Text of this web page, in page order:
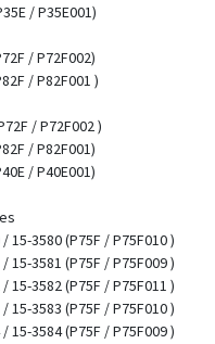
/ P35E001)
/ P72F002)
/ P82F001 )
/ P72F002 )
/ P82F001)
/ P40E001)
15-3580 (P75F / P75F010 )
15-3581 (P75F / P75F009 )
15-3582 (P75F / P75F011 )
15-3583 (P75F / P75F010 )
15-3584 (P75F / P75F009 )